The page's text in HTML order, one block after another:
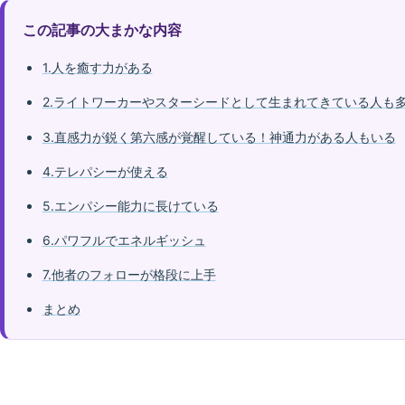
この記事の大まかな内容
1.人を癒す力がある
2.ライトワーカーやスターシードとして生まれてきている人も
3.直感力が鋭く第六感が覚醒している！神通力がある人もいる
4.テレパシーが使える
5.エンパシー能力に長けている
6.パワフルでエネルギッシュ
7.他者のフォローが格段に上手
まとめ